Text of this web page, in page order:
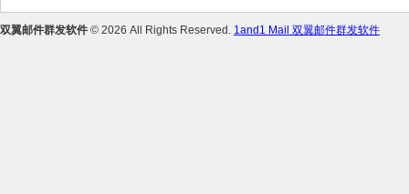
双翼邮件群发软件 © 2026 All Rights Reserved. 1and1 Mail 双翼邮件群发软件